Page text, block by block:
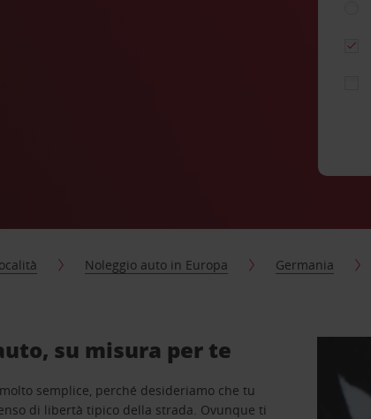
Noleggio auto in Europa Germania
su misura per te
semplice, perché desideriamo che tu
di libertà tipico della strada. Ovunque ti